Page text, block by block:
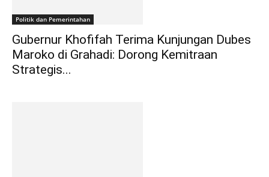
Politik dan Pemerintahan
Gubernur Khofifah Terima Kunjungan Dubes
Maroko di Grahadi: Dorong Kemitraan
Strategis...